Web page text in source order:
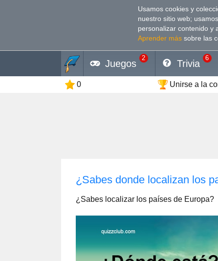
Usamos cookies y
nuestro sitio web;
personalizar contenido y
Aprender más sobre las
Juegos
2
Trivia
6
0 Unirse a la
¿Sabes donde localizan los
¿Sabes localizar los países de Europa?